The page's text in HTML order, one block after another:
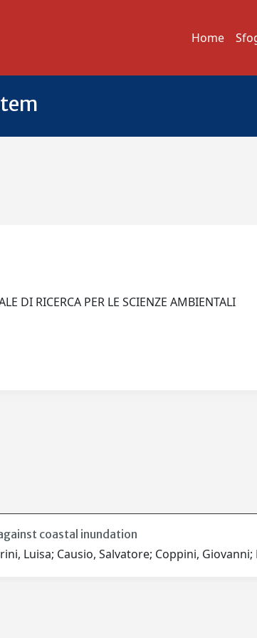
Home
DI RICERCA PER LE SCIENZE AMBIENTALI
coastal inundation
Luisa; Causio, Salvatore; Coppini,